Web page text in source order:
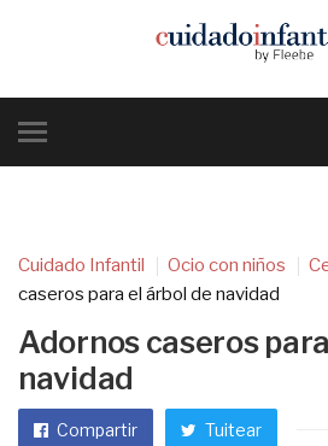
Cuidado Infantil Ocio con niños
caseros para el árbol de navidad
Adornos caseros
navidad
Compartir Tuitear